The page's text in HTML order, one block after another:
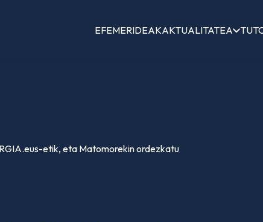
EFEMERIDEAKAKTUALITATEA
etik, eta Matomorekin ordezkatu